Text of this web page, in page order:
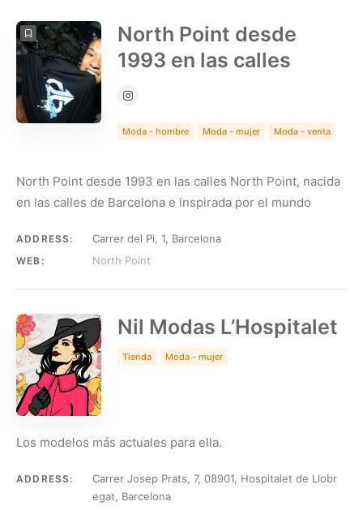
COUNT 5
North Point desde
1993 en las calles
Moda - hombre Moda - mujer Moda - venta
North Point desde 1993 en las calles North Point, nacida
en las calles de Barcelona e inspirada por el mundo
ADDRESS: Carrer del Pi, 1, Barcelona
WEB: North Point
Nil Modas L’Hospitalet
Tienda Moda - mujer
Los modelos más actuales para ella.
ADDRESS:
Carrer Josep Prats, 7, 08901, Hospitalet de Llobr
egat, Barcelona